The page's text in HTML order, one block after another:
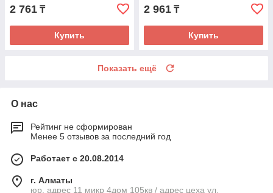
2 761 ₸
Купить
2 961 ₸
Купить
Показать ещё
О нас
Рейтинг не сформирован
Менее 5 отзывов за последний год
Работает с 20.08.2014
г. Алматы
юр. адрес 11 микр 4дом 105кв / адрес цеха ул.